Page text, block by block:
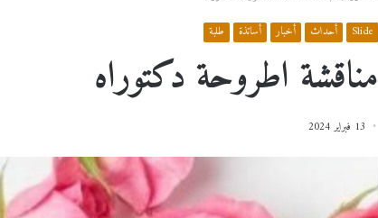
Slide أحداث أخبار أساتذة طلبة
مناقشة اطروحة دكتوراه
13 فبراير 2024
جدول
توقيت